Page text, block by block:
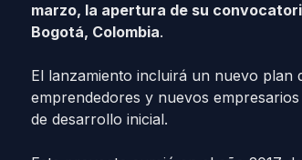
marzo, la apertura de su
Bogotá, Colombia.
El lanzamiento incluirá un nuevo plan
emprendedores y nuevos
de desarrollo inicial.